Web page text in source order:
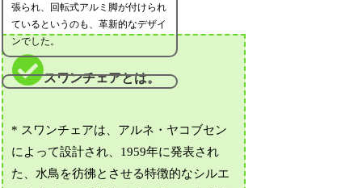
張られ、回転式アルミ脚が付けられ
ているというのも、革新的なデザイ
ンでした。
スワンチェアとは。
* スワンチェアは、アルネ・ヤコブセン
によって設計され、1959年に発表され
た、水鳥を彷彿とさせる特徴的なシルエ